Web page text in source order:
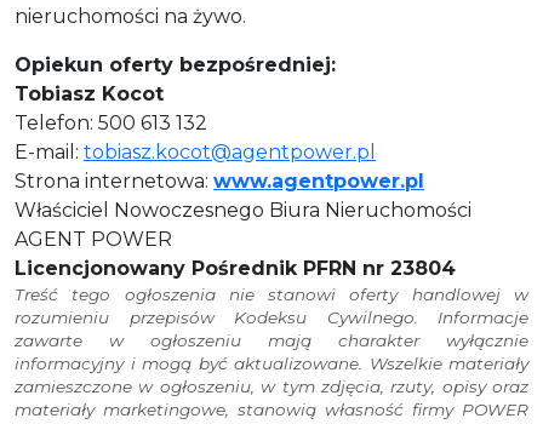
nieruchomości na żywo.
Opiekun oferty bezpośredniej:
Tobiasz Kocot
Telefon: 500 613 132
E-mail: tobiasz.kocot@agentpower.pl
Strona internetowa: www.agentpower.pl
Właściciel Nowoczesnego Biura Nieruchomości
AGENT POWER
Licencjonowany Pośrednik PFRN nr 23804
Treść tego ogłoszenia nie stanowi oferty handlowej w
rozumieniu przepisów Kodeksu Cywilnego. Informacje
zawarte w ogłoszeniu mają charakter wyłącznie
informacyjny i mogą być aktualizowane. Wszelkie materiały
zamieszczone w ogłoszeniu, w tym zdjęcia, rzuty, opisy oraz
materiały marketingowe, stanowią własność firmy POWER